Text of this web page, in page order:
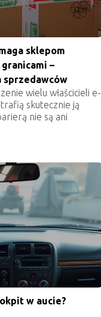
sklepom
–
sprzedawców
wielu właścicieli e-
skutecznie ją
nie są ani
w aucie?